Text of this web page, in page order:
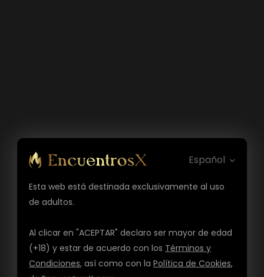
Español
Esta web está destinada exclusivamente al uso
de adultos.
Al clicar en "ACEPTAR" declaro ser mayor de edad
(+18) y estar de acuerdo con los Términos y
Condiciones, así como con laPolítica de Cookies,